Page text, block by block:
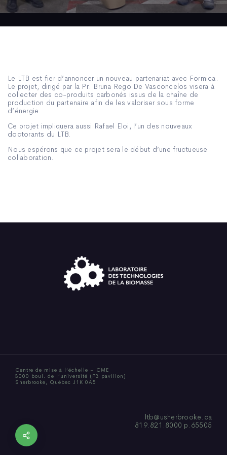
Le LTB est fier d’annoncer un nouveau partenariat avec Formica.
Le projet, dirigé par la Pr. Bruna Rego De Vasconcelos visera à
collecter des co-produits carbonés issus de la chaîne de
production du partenaire afin de les valoriser sous forme
d’énergie.
Ce projet impliquera aussi Rafael Eloi, l’un des nouveaux
doctorants du LTB.
Nous espérons que ce projet sera le début d’une fructueuse
collaboration.
Centre de mise à l’échelle – CME
3000 boul. de l’université (P3 pavillon)
Sherbrooke, Québec J1K 0A5
ltb@usherbrooke.ca
819.821.8000 p.65505